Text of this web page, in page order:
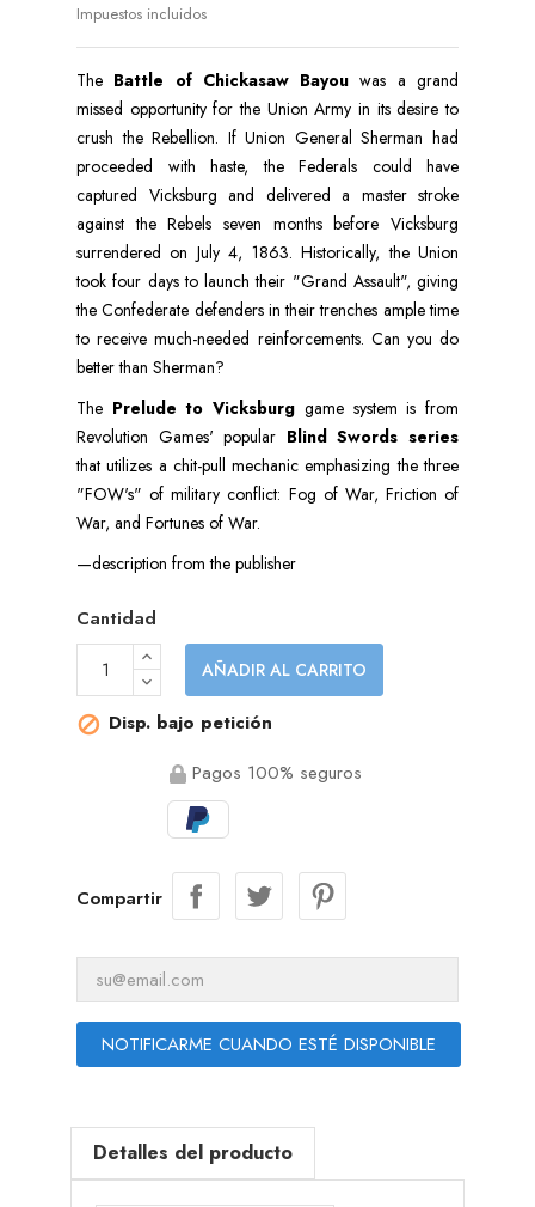
Impuestos incluidos
The Battle of Chickasaw Bayou was a grand
missed opportunity for the Union Army in its desire to
crush the Rebellion. If Union General Sherman had
proceeded with haste, the Federals could have
captured Vicksburg and delivered a master stroke
against the Rebels seven months before Vicksburg
surrendered on July 4, 1863. Historically, the Union
took four days to launch their "Grand Assault", giving
the Confederate defenders in their trenches ample time
to receive much-needed reinforcements. Can you do
better than Sherman?
The Prelude to Vicksburg game system is from
Revolution Games' popular Blind Swords series
that utilizes a chit-pull mechanic emphasizing the three
"FOW's" of military conflict: Fog of War, Friction of
War, and Fortunes of War.
—description from the publisher
Cantidad
AÑADIR AL CARRITO
 Disp. bajo petición
Pagos 100% seguros
Compartir
NOTIFICARME CUANDO ESTÉ DISPONIBLE
Detalles del producto